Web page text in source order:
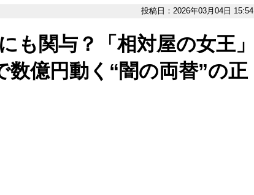
投稿日：2026年03月04日 15:54
も関与？「相対屋の女王」
億円動く“闇の両替”の正